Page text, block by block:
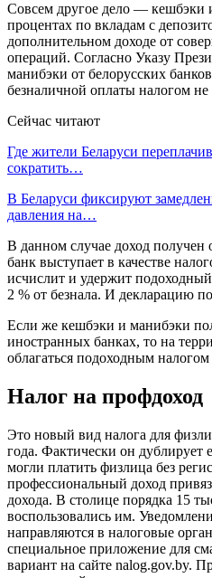
Совсем другое дело — кешбэки
процентах по вкладам с
дополнительном доходе от
операций. Согласно Указу
манибэки от белорусских
безналичной оплаты налогом не
Сейчас читают
Где жители Беларуси
сократить…
В Беларуси фиксируют
давления на…
В данном случае доход получен
банк выступает в качестве
исчислит и удержит
2 % от безнала. И декларацию
Если же кешбэки и манибэки
иностранных банках, то на
облагаться подоходным
Налог на профдоход
Это новый вид налога для
года. Фактически он дублирует
могли платить физлица без
профессиональный доход
дохода. В столице порядка 15
воспользовались им.
направляются в налоговые
специальное приложение для
вариант на сайте nalog.gov.by.